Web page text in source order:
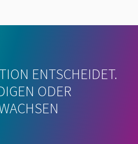
ENTSCHEIDET.
ODER